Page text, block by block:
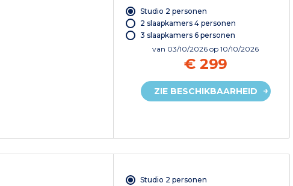
Studio 2 personen
2 slaapkamers 4 personen
3 slaapkamers 6 personen
van 03/10/2026op 10/10/2026
€ 299
ZIE BESCHIKBAARHEID
Studio 2 personen